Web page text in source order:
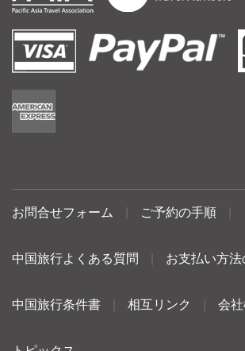
お問合せフォーム ご予約の手順
中国旅行よくある質問 お支払い方法
中国旅行条件書 相互リンク 会